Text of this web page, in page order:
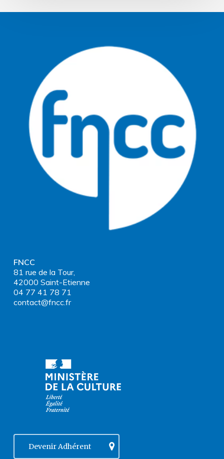
FNCC
81 rue de la Tour,
42000 Saint-Etienne
04 77 41 78 71
contact@fncc.fr
Devenir Adhérent